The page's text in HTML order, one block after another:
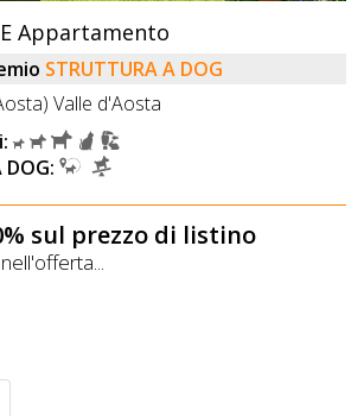
Appartamento
STRUTTURA A DOG
Valle d'Aosta
sul prezzo di listino